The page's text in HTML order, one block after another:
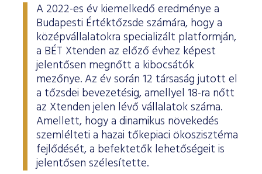
A 2022-es év kiemelkedő eredménye a
Budapesti Értéktőzsde számára, hogy a
középvállalatokra specializált platformján,
a BÉT Xtenden az előző évhez képest
jelentősen megnőtt a kibocsátók
mezőnye. Az év során 12 társaság jutott el
a tőzsdei bevezetésig, amellyel 18-ra nőtt
az Xtenden jelen lévő vállalatok száma.
Amellett, hogy a dinamikus növekedés
szemlélteti a hazai tőkepiaci ökoszisztéma
fejlődését, a befektetők lehetőségeit is
jelentősen szélesítette.